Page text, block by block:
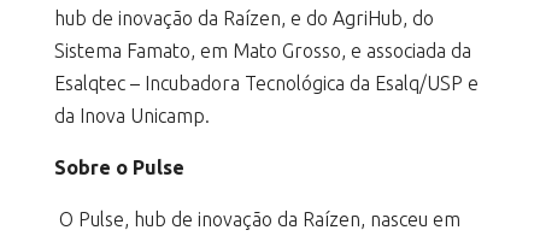
hub de inovação da Raízen, e do AgriHub, do
Sistema Famato, em Mato Grosso, e associada da
Esalqtec – Incubadora Tecnológica da Esalq/USP e
da Inova Unicamp.
Sobre o Pulse
O Pulse, hub de inovação da Raízen, nasceu em